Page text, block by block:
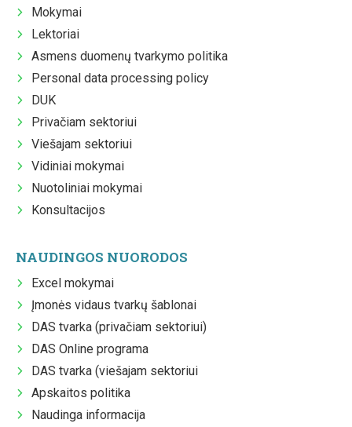
Mokymai
Lektoriai
Asmens duomenų tvarkymo politika
Personal data processing policy
DUK
Privačiam sektoriui
Viešajam sektoriui
Vidiniai mokymai
Nuotoliniai mokymai
Konsultacijos
NAUDINGOS NUORODOS
Excel mokymai
Įmonės vidaus tvarkų šablonai
DAS tvarka (privačiam sektoriui)
DAS Online programa
DAS tvarka (viešajam sektoriui
Apskaitos politika
Naudinga informacija